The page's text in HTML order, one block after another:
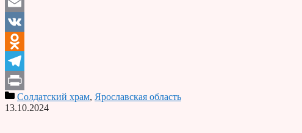
Email
VK
Odnoklassniki
Telegram
PrintСолдатский храм, Ярославская область
13.10.2024